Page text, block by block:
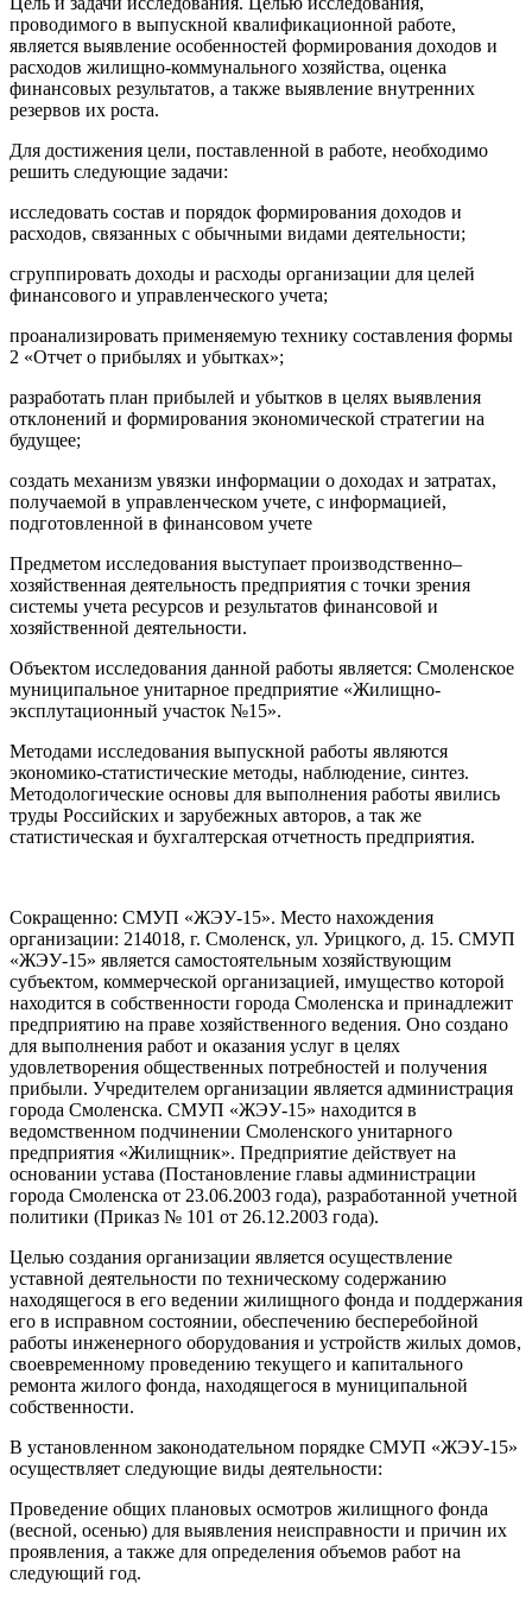
проводимого в выпускной квалификационной работе,
является выявление особенностей формирования доходов и
расходов жилищно-коммунального хозяйства, оценка
финансовых результатов, а также выявление внутренних
резервов их роста.
Для достижения цели, поставленной в работе, необходимо
решить следующие задачи:
исследовать состав и порядок формирования доходов и
расходов, связанных с обычными видами деятельности;
сгруппировать доходы и расходы организации для целей
финансового и управленческого учета;
проанализировать применяемую технику составления формы
2 «Отчет о прибылях и убытках»;
разработать план прибылей и убытков в целях выявления
отклонений и формирования экономической стратегии на
будущее;
создать механизм увязки информации о доходах и затратах,
получаемой в управленческом учете, с информацией,
подготовленной в финансовом учете
Предметом исследования выступает производственно–
хозяйственная деятельность предприятия с точки зрения
системы учета ресурсов и результатов финансовой и
хозяйственной деятельности.
Объектом исследования данной работы является: Смоленское
муниципальное унитарное предприятие «Жилищно-
эксплутационный участок №15».
Методами исследования выпускной работы являются
экономико-статистические методы, наблюдение, синтез.
Методологические основы для выполнения работы явились
труды Российских и зарубежных авторов, а так же
статистическая и бухгалтерская отчетность предприятия.
Сокращенно: СМУП «ЖЭУ-15». Место нахождения
организации: 214018, г. Смоленск, ул. Урицкого, д. 15. СМУП
«ЖЭУ-15» является самостоятельным хозяйствующим
субъектом, коммерческой организацией, имущество которой
находится в собственности города Смоленска и принадлежит
предприятию на праве хозяйственного ведения. Оно создано
для выполнения работ и оказания услуг в целях
удовлетворения общественных потребностей и получения
прибыли. Учредителем организации является администрация
города Смоленска. СМУП «ЖЭУ-15» находится в
ведомственном подчинении Смоленского унитарного
предприятия «Жилищник». Предприятие действует на
основании устава (Постановление главы администрации
города Смоленска от 23.06.2003 года), разработанной учетной
политики (Приказ № 101 от 26.12.2003 года).
Целью создания организации является осуществление
уставной деятельности по техническому содержанию
находящегося в его ведении жилищного фонда и поддержания
его в исправном состоянии, обеспечению бесперебойной
работы инженерного оборудования и устройств жилых домов,
своевременному проведению текущего и капитального
ремонта жилого фонда, находящегося в муниципальной
собственности.
В установленном законодательном порядке СМУП «ЖЭУ-15»
осуществляет следующие виды деятельности:
Проведение общих плановых осмотров жилищного фонда
(весной, осенью) для выявления неисправности и причин их
проявления, а также для определения объемов работ на
следующий год.